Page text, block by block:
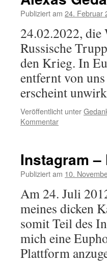
Publiziert am 24. Februar
24.02.2022, die
Russische
den Krieg. In
entfernt von
erscheint
Veröffentlicht unter
Kommentar
Instagram
Publiziert am 10.
Am 24. Juli
meines dicken
somit Teil des
mich eine
Plattform